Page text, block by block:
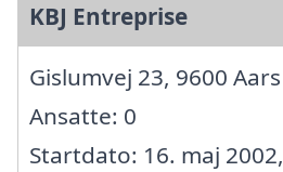
KBJ Entreprise
Gislumvej 23, 9600 Aars
Ansatte: 0
Startdato: 16. maj 2002,